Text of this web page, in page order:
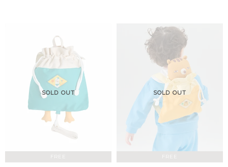
FREE
SOLD OUT
FREE
SOLD OUT